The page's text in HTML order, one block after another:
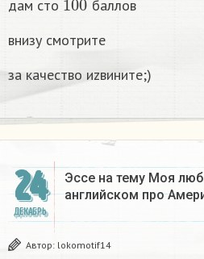
дам сто
баллов
внизу смотрите
за качество иzвините;)
24
ДЕКАБРЬ
Эссе на тему Моя
английском про
Автор: lokomotif14